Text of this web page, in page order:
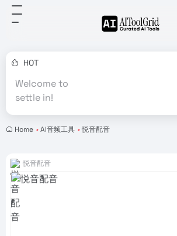
HOT
Welcome to
settle in!
Home • AI音频工具 • 悦音配音
悦音配音